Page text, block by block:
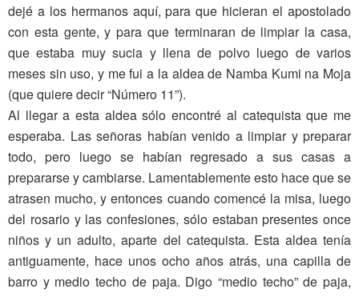
dejé a los hermanos aquí, para que hicieran el apostolado
con esta gente, y para que terminaran de limpiar la casa,
que estaba muy sucia y llena de polvo luego de varios
meses sin uso, y me fui a la aldea de Namba Kumi na Moja
(que quiere decir “Número 11”).
Al llegar a esta aldea sólo encontré al catequista que me
esperaba. Las señoras habían venido a limpiar y preparar
todo, pero luego se habían regresado a sus casas a
prepararse y cambiarse. Lamentablemente esto hace que se
atrasen mucho, y entonces cuando comencé la misa, luego
del rosario y las confesiones, sólo estaban presentes once
niños y un adulto, aparte del catequista. Esta aldea tenía
antiguamente, hace unos ocho años atrás, una capilla de
barro y medio techo de paja. Digo “medio techo” de paja,